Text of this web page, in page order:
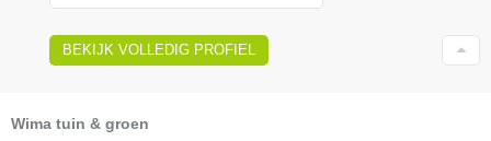
BEKIJK VOLLEDIG PROFIEL
Wima tuin & groen